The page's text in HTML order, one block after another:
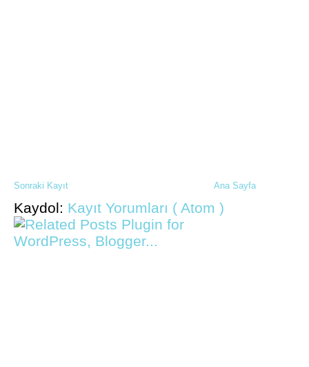
Sonraki Kayıt Ana Sayfa
Kaydol: Kayıt Yorumları ( Atom )